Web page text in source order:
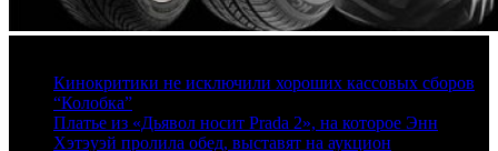
Кинокритики не исключили хороших кассовых сборов
“Колобка”
Платье из «Дьявол носит Prada 2», на которое Энн
Хэтэуэй пролила обед, выставят на аукцион